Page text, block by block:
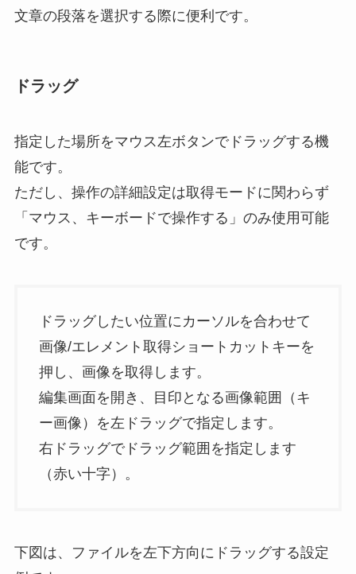
文章の段落を選択する際に便利です。
ドラッグ
指定した場所をマウス左ボタンでドラッグする機
能です。
ただし、操作の詳細設定は取得モードに関わらず
「マウス、キーボードで操作する」のみ使用可能
です。
ドラッグしたい位置にカーソルを合わせて
画像/エレメント取得ショートカットキーを
押し、画像を取得します。
編集画面を開き、目印となる画像範囲（キ
ー画像）を左ドラッグで指定します。
右ドラッグでドラッグ範囲を指定します
（赤い十字）。
下図は、ファイルを左下方向にドラッグする設定